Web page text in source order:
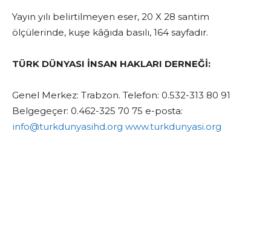
Yayın yılı belirtilmeyen eser, 20 X 28 santim
ölçülerinde, kuşe kâğıda basılı, 164 sayfadır.
TÜRK DÜNYASI İNSAN HAKLARI DERNEĞİ:
Genel Merkez: Trabzon. Telefon: 0.532-313 80 91
Belgegeçer: 0.462-325 70 75 e-posta:
info@turkdunyasihd.org www.turkdunyasi.org